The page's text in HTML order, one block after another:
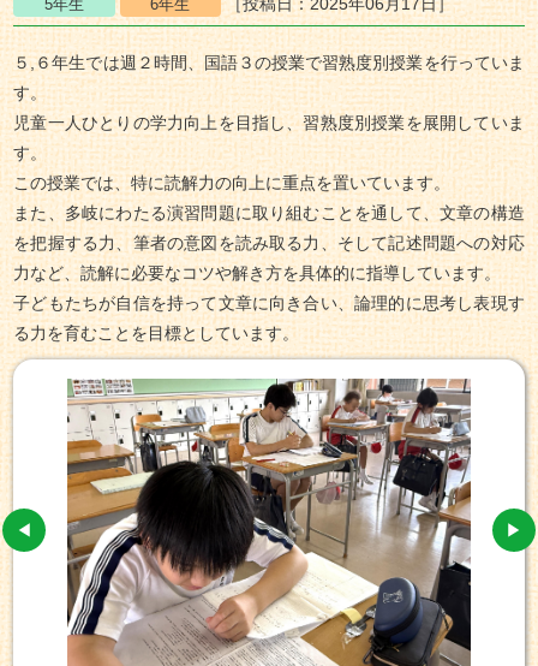
５,６年生では週２時間、国語３の授業で習熟度別授業を行っていま
す。
児童一人ひとりの学力向上を目指し、習熟度別授業を展開していま
す。
この授業では、特に読解力の向上に重点を置いています。
また、多岐にわたる演習問題に取り組むことを通して、文章の構造
を把握する力、筆者の意図を読み取る力、そして記述問題への対応
力など、読解に必要なコツや解き方を具体的に指導しています。
子どもたちが自信を持って文章に向き合い、論理的に思考し表現す
る力を育むことを目標としています。